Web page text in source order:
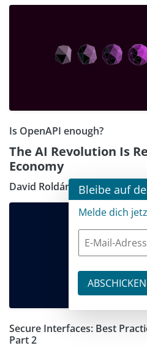
Is OpenAPI enough?
The AI Revolution Is
Economy
David Roldán Martínez
Secure Interfaces: Best
Part 2
Bleibe auf
Melde dich